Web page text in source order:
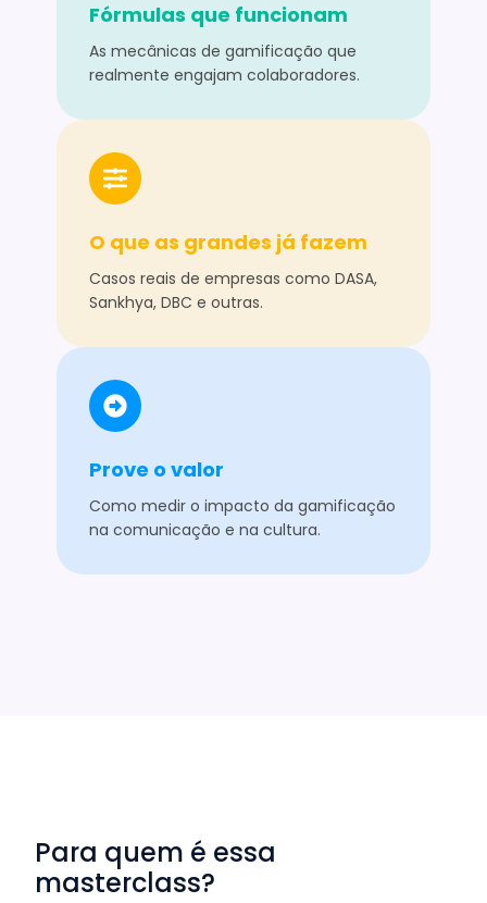
Fórmulas que funcionam
As mecânicas de gamificação que
realmente engajam colaboradores.
O que as grandes já fazem
Casos reais de empresas como DASA,
Sankhya, DBC e outras.
Prove o valor
Como medir o impacto da gamificação
na comunicação e na cultura.
Para quem é essa
masterclass?